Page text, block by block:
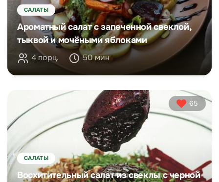
САЛАТЫ
Ароматный салат с запеченной свеклой,
тыквой и мочёными яблоками
4 порц. 50 мин
65
САЛАТЫ
Восхитительный салат из свеклы с черной